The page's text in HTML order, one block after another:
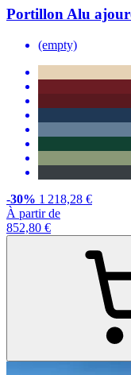
Portillon Alu
(empty)
-30% 1 218,28 €
À partir de
852,80 €